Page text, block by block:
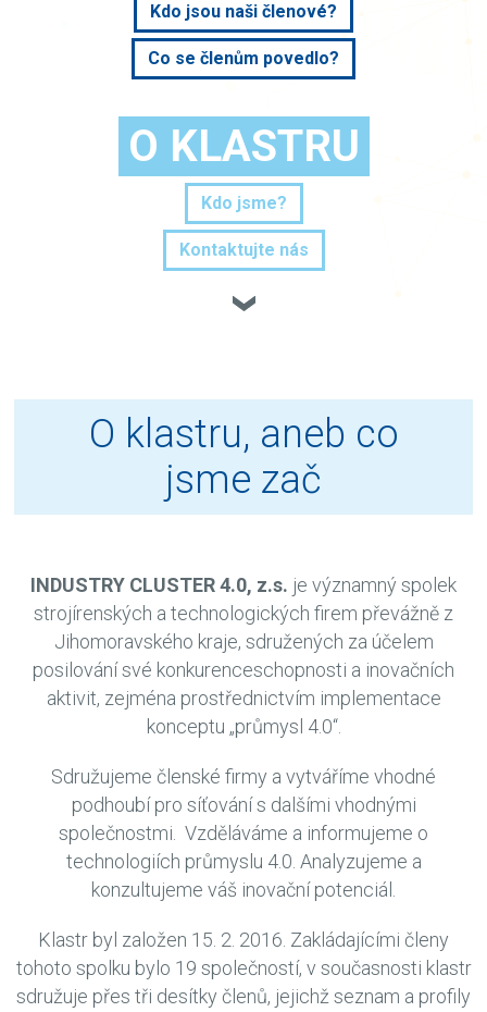
Kdo jsou naši členové?
Co se členům povedlo?
O KLASTRU
Kdo jsme?
Kontaktujte nás
O klastru, aneb co
jsme zač
INDUSTRY CLUSTER 4.0, z.s. je významný spolek
strojírenských a technologických firem převážně z
Jihomoravského kraje, sdružených za účelem
posilování své konkurenceschopnosti a inovačních
aktivit, zejména prostřednictvím implementace
konceptu „průmysl 4.0“.
Sdružujeme členské firmy a vytváříme vhodné
podhoubí pro síťování s dalšími vhodnými
společnostmi. Vzděláváme a informujeme o
technologiích průmyslu 4.0. Analyzujeme a
konzultujeme váš inovační potenciál.
Klastr byl založen 15. 2. 2016. Zakládajícími členy
tohoto spolku bylo 19 společností, v současnosti klastr
sdružuje přes tři desítky členů, jejichž seznam a profily